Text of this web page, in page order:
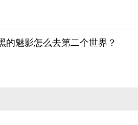
的魅影怎么去第二个世界？